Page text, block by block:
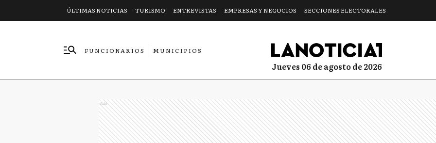
ÚLTIMAS NOTICIAS TURISMO ENTREVISTAS EMPRESAS Y NEGOCIOS SECCIONES ELECTORALES
FUNCIONARIOS
MUNICIPIOS
jueves 06 de agosto de 2026
Ads